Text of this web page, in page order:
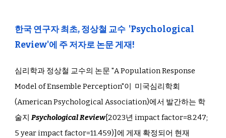
한국 연구자 최초, 정상철 교수 'Psychological
Review'에 주 저자로 논문 게재!
심리학과 정상철 교수의 논문 "A Population Response
Model of Ensemble Perception"이 미국심리학회
(American Psychological Association)에서 발간하는 학
술지Psychological Review[2023년 impact factor=8.247;
5 year impact factor=11.459)]에 게재 확정되어 현재